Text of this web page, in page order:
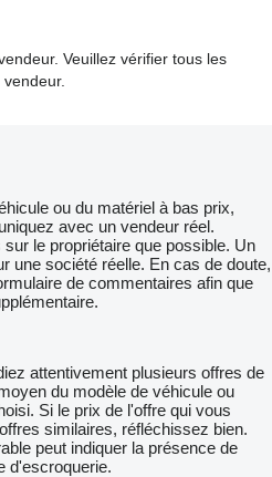
Veuillez vérifier tous les
ou du matériel à bas prix,
avec un vendeur réel.
le propriétaire que possible. Un
une société réelle. En cas de doute,
de commentaires afin que
attentivement plusieurs offres de
du modèle de véhicule ou
Si le prix de l'offre qui vous
similaires, réfléchissez bien.
peut indiquer la présence de
d'escroquerie.